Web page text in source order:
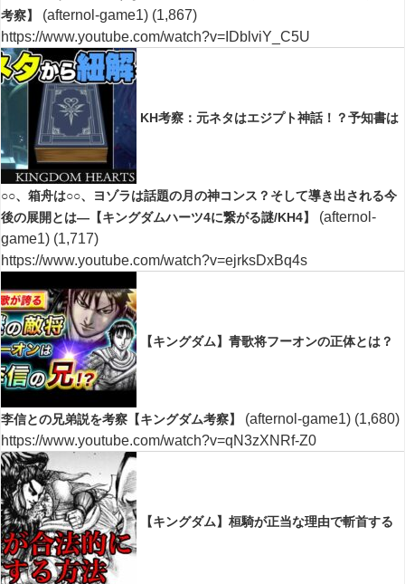
考察】 (afternol-game1) (1,867)
https://www.youtube.com/watch?v=IDblviY_C5U
KH考察：元ネタはエジプト神話！？予知書は
○○、箱舟は○○、ヨゾラは話題の月の神コンス？そして導き出される今
後の展開とは―【キングダムハーツ4に繋がる謎/KH4】
(afternol-
game1) (1,717)
https://www.youtube.com/watch?v=ejrksDxBq4s
【キングダム】青歌将フーオンの正体とは？
李信との兄弟説を考察【キングダム考察】 (afternol-game1) (1,680)
https://www.youtube.com/watch?v=qN3zXNRf-Z0
【キングダム】桓騎が正当な理由で斬首する